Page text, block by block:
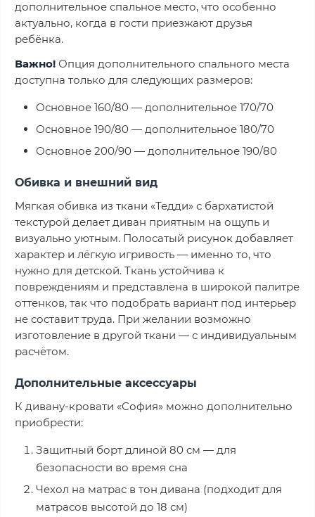
дополнительное спальное место, что особенно
актуально, когда в гости приезжают друзья
ребёнка.
Важно! Опция дополнительного спального места
доступна только для следующих размеров:
Основное 160/80 — дополнительное 170/70
Основное 190/80 — дополнительное 180/70
Основное 200/90 — дополнительное 190/80
Обивка и внешний вид
Мягкая обивка из ткани «Тедди» с бархатистой
текстурой делает диван приятным на ощупь и
визуально уютным. Полосатый рисунок добавляет
характер и лёгкую игривость — именно то, что
нужно для детской. Ткань устойчива к
повреждениям и представлена в широкой палитре
оттенков, так что подобрать вариант под интерьер
не составит труда. При желании возможно
изготовление в другой ткани — с индивидуальным
расчётом.
Дополнительные аксессуары
К дивану-кровати «София» можно дополнительно
приобрести:
Защитный борт длиной 80 см — для
безопасности во время сна
Чехол на матрас в тон дивана (подходит для
матрасов высотой до 18 см)